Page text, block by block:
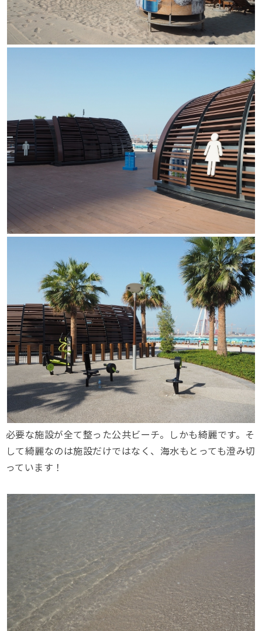
必要な施設が全て整った公共ビーチ。しかも綺麗です。そ
して綺麗なのは施設だけではなく、海水もとっても澄み切
っています！